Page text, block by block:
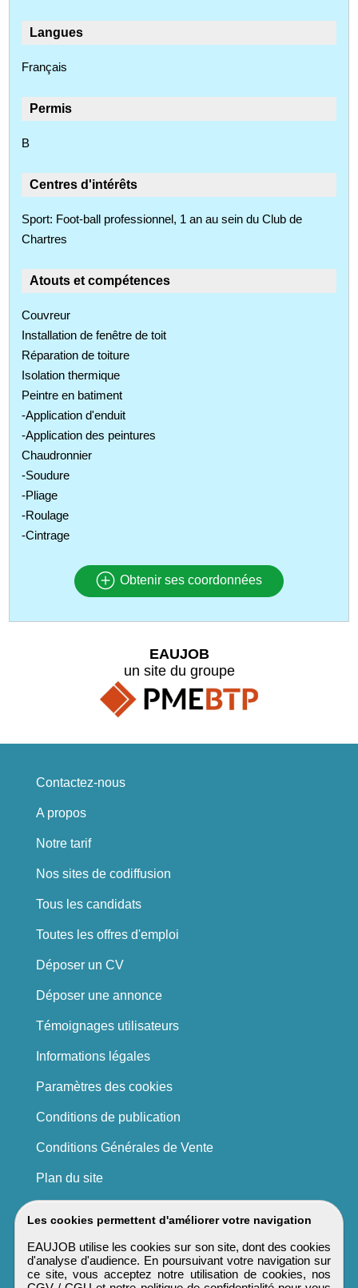
Langues
Français
Permis
B
Centres d'intérêts
Sport: Foot-ball professionnel, 1 an au sein du Club de
Chartres
Atouts et compétences
Couvreur
Installation de fenêtre de toit
Réparation de toiture
Isolation thermique
Peintre en batiment
-Application d'enduit
-Application des peintures
Chaudronnier
-Soudure
-Pliage
-Roulage
-Cintrage
Obtenir ses coordonnées
Les cookies permettent d'améliorer votre navigation
EAUJOB utilise les cookies sur son site, dont des cookies
d'analyse d'audience. En poursuivant votre navigation sur
ce site, vous acceptez notre utilisation de cookies, nos
EAUJOB
un site du groupe
Contactez-nous
A propos
Notre tarif
Nos sites de codiffusion
Tous les candidats
Toutes les offres d'emploi
Déposer un CV
Déposer une annonce
Témoignages utilisateurs
Informations légales
Paramètres des cookies
Conditions de publication
Conditions Générales de Vente
Plan du site